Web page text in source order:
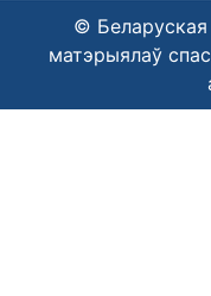
© Беларуская
матэрыялаў